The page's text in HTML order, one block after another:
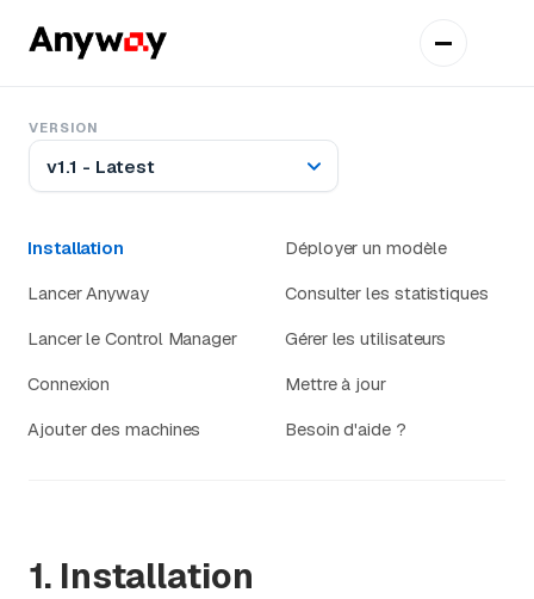
VERSION
v1.1 - Latest
Installation
Lancer Anyway
Lancer le Control Manager
Connexion
Ajouter des machines
Déployer un modèle
Consulter les statistiques
Gérer les utilisateurs
Mettre à jour
Besoin d'aide ?
1. Installation